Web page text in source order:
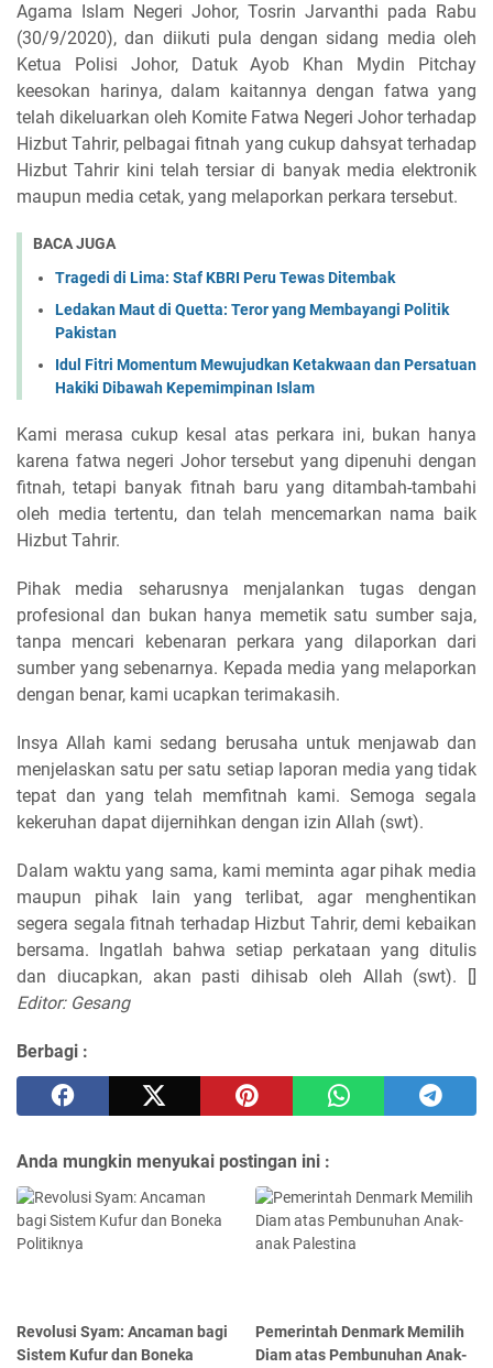
Agama Islam Negeri Johor, Tosrin Jarvanthi pada Rabu
(30/9/2020), dan diikuti pula dengan sidang media oleh
Ketua Polisi Johor, Datuk Ayob Khan Mydin Pitchay
keesokan harinya, dalam kaitannya dengan fatwa yang
telah dikeluarkan oleh Komite Fatwa Negeri Johor terhadap
Hizbut Tahrir, pelbagai fitnah yang cukup dahsyat terhadap
Hizbut Tahrir kini telah tersiar di banyak media elektronik
maupun media cetak, yang melaporkan perkara tersebut.
BACA JUGA
Tragedi di Lima: Staf KBRI Peru Tewas Ditembak
Ledakan Maut di Quetta: Teror yang Membayangi Politik
Pakistan
Idul Fitri Momentum Mewujudkan Ketakwaan dan Persatuan
Hakiki Dibawah Kepemimpinan Islam
Kami merasa cukup kesal atas perkara ini, bukan hanya
karena fatwa negeri Johor tersebut yang dipenuhi dengan
fitnah, tetapi banyak fitnah baru yang ditambah-tambahi
oleh media tertentu, dan telah mencemarkan nama baik
Hizbut Tahrir.
Pihak media seharusnya menjalankan tugas dengan
profesional dan bukan hanya memetik satu sumber saja,
tanpa mencari kebenaran perkara yang dilaporkan dari
sumber yang sebenarnya. Kepada media yang melaporkan
dengan benar, kami ucapkan terimakasih.
Insya Allah kami sedang berusaha untuk menjawab dan
menjelaskan satu per satu setiap laporan media yang tidak
tepat dan yang telah memfitnah kami. Semoga segala
kekeruhan dapat dijernihkan dengan izin Allah (swt).
Dalam waktu yang sama, kami meminta agar pihak media
maupun pihak lain yang terlibat, agar menghentikan
segera segala fitnah terhadap Hizbut Tahrir, demi kebaikan
bersama. Ingatlah bahwa setiap perkataan yang ditulis
dan diucapkan, akan pasti dihisab oleh Allah (swt). []
Editor: Gesang
Berbagi :
Anda mungkin menyukai postingan ini :
Revolusi Syam: Ancaman bagi
Sistem Kufur dan Boneka
Pemerintah Denmark Memilih
Diam atas Pembunuhan Anak-